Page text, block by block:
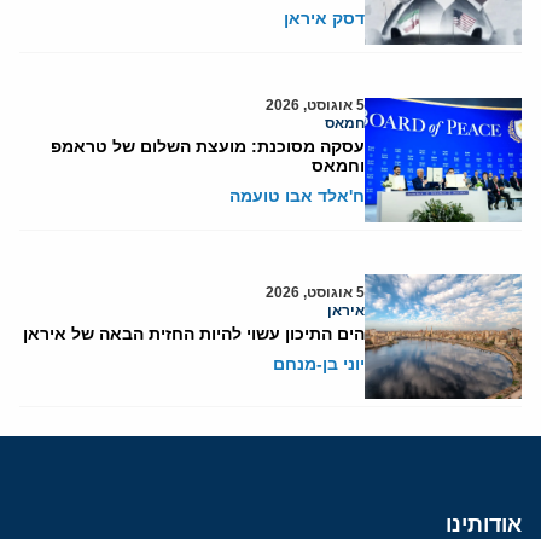
דסק איראן
5 אוגוסט, 2026
חמאס
עסקה מסוכנת: מועצת השלום של טראמפ
וחמאס
ח'אלד אבו טועמה
5 אוגוסט, 2026
איראן
הים התיכון עשוי להיות החזית הבאה של איראן
יוני בן-מנחם
אודותינו